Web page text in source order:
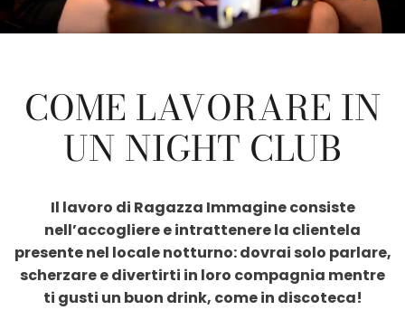
COME LAVORARE IN
UN NIGHT CLUB
Il lavoro di Ragazza Immagine consiste
nell’accogliere e intrattenere la clientela
presente nel locale notturno: dovrai solo parlare,
scherzare e divertirti in loro compagnia mentre
ti gusti un buon drink, come in discoteca!